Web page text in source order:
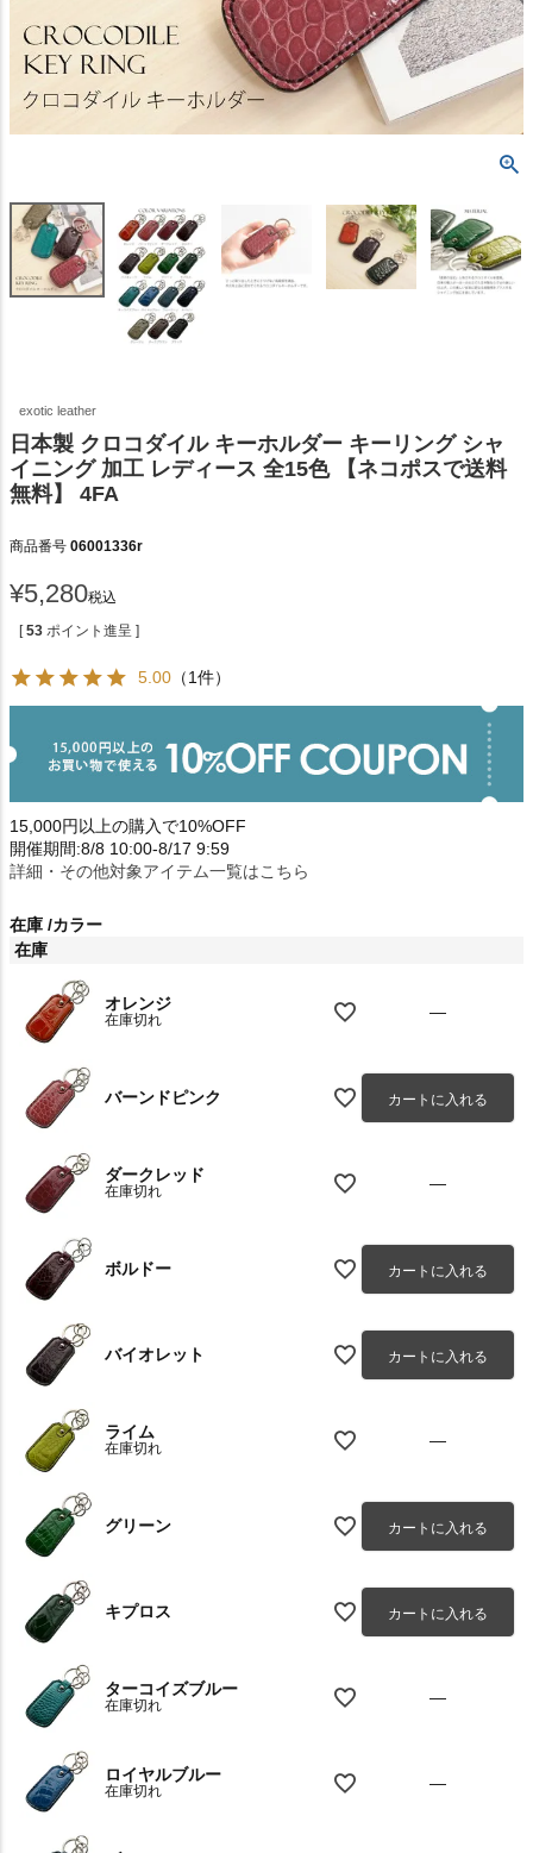
exotic leather
日本製 クロコダイル キーホルダー キーリング シャ
イニング 加工 レディース 全15色 【ネコポスで送料
無料】 4FA
商品番号 06001336r
¥5,280税込
[ 53 ポイント進呈 ]
5.00 （1件）
15,000円以上の購入で10%OFF
開催期間:8/8 10:00-8/17 9:59
詳細・その他対象アイテム一覧はこちら
在庫 カラー
在庫
オレンジ
在庫切れ —
バーンドピンク カートに入れる
ダークレッド
在庫切れ —
ボルドー カートに入れる
バイオレット カートに入れる
ライム
在庫切れ —
グリーン カートに入れる
キプロス カートに入れる
ターコイズブルー
在庫切れ —
ロイヤルブルー
在庫切れ —